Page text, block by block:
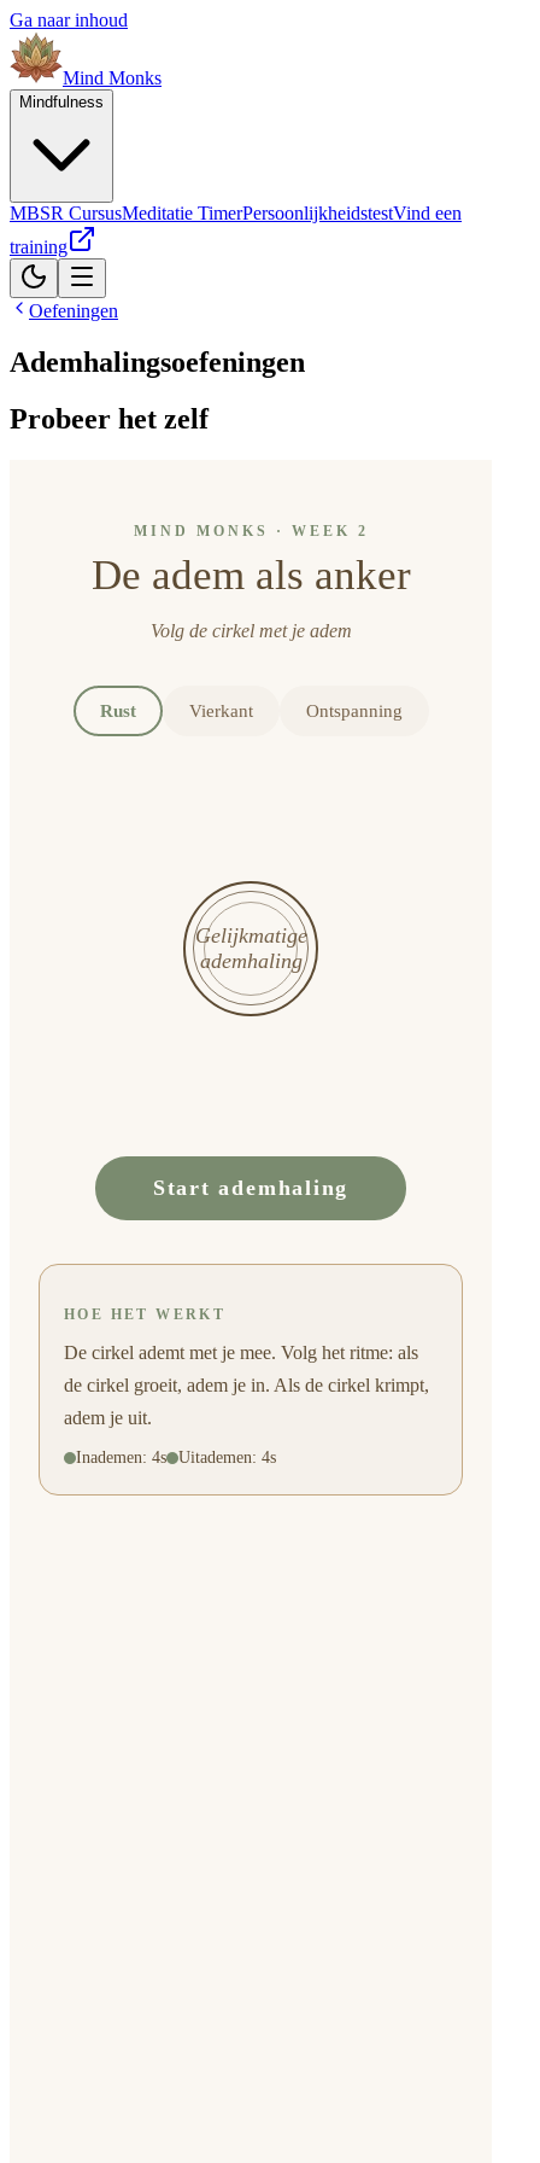
Ga naar inhoud
Mind Monks
Mindfulness
MBSR CursusMeditatie TimerPersoonlijkheidstestVind een
training
Oefeningen
Ademhalingsoefeningen
Probeer het zelf
MIND MONKS · WEEK 2
De adem als anker
Volg de cirkel met je adem
Rust Vierkant Ontspanning
Gelijkmatige
ademhaling
Start ademhaling
HOE HET WERKT
De cirkel ademt met je mee. Volg het ritme: als
de cirkel groeit, adem je in. Als de cirkel krimpt,
adem je uit.
Inademen: 4s Uitademen: 4s